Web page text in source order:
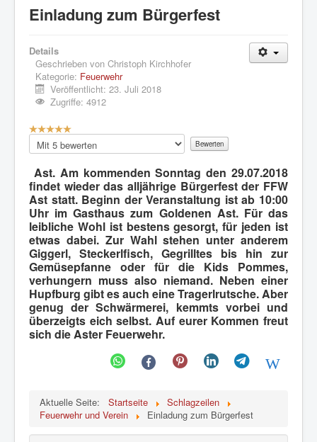
Einladung zum Bürgerfest
Details
Geschrieben von Christoph Kirchhofer
Kategorie: Feuerwehr
Veröffentlicht: 23. Juli 2018
Zugriffe: 4912
B
e
w
t
u
n
g
:
5
/
5
Bitte
bewerten
Ast. Am kommenden Sonntag den 29.07.2018
findet wieder das alljährige Bürgerfest der FFW
Ast statt. Beginn der Veranstaltung ist ab 10:00
Uhr im Gasthaus zum Goldenen Ast. Für das
leibliche Wohl ist bestens gesorgt, für jeden ist
etwas dabei. Zur Wahl stehen unter anderem
Giggerl, Steckerlfisch, Gegrilltes bis hin zur
Gemüsepfanne oder für die Kids Pommes,
verhungern muss also niemand. Neben einer
Hupfburg gibt es auch eine Tragerlrutsche. Aber
genug der Schwärmerei, kemmts vorbei und
überzeigts eich selbst. Auf eurer Kommen freut
sich die Aster Feuerwehr.
Aktuelle Seite: Startseite
Schlagzeilen
Feuerwehr und Verein
Einladung zum Bürgerfest